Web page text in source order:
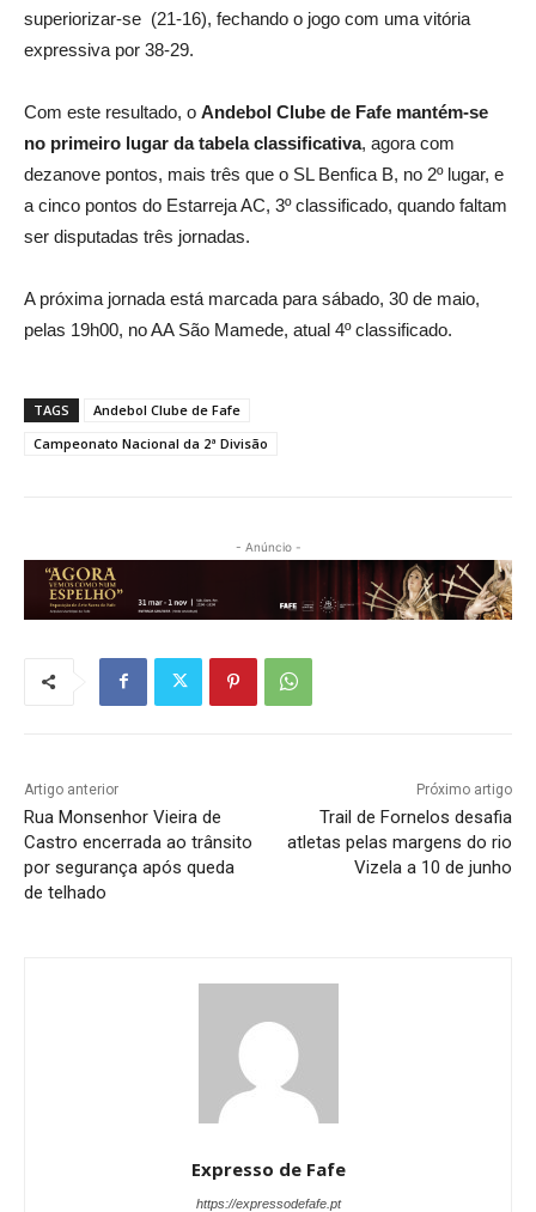
superiorizar-se (21-16), fechando o jogo com uma vitória
expressiva por 38-29.
Com este resultado, o Andebol Clube de Fafe mantém-se
no primeiro lugar da tabela classificativa, agora com
dezanove pontos, mais três que o SL Benfica B, no 2º lugar, e
a cinco pontos do Estarreja AC, 3º classificado, quando faltam
ser disputadas três jornadas.
A próxima jornada está marcada para sábado, 30 de maio,
pelas 19h00, no AA São Mamede, atual 4º classificado.
TAGS
Andebol Clube de Fafe
Campeonato Nacional da 2ª Divisão
- Anúncio -
Artigo anterior
Rua Monsenhor Vieira de
Castro encerrada ao trânsito
por segurança após queda
de telhado
Próximo artigo
Trail de Fornelos desafia
atletas pelas margens do rio
Vizela a 10 de junho
Expresso de Fafe
https://expressodefafe.pt